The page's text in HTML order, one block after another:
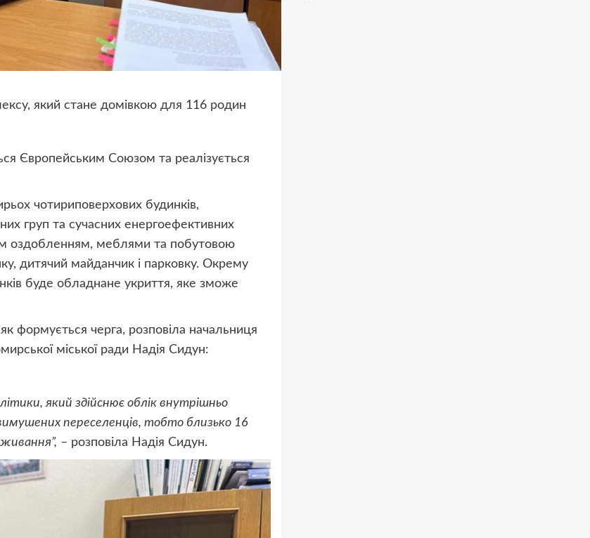
який стане домівкою для 116 родин
Європейським Союзом та реалізується
чотириповерхових будинків,
груп та сучасних енергоефективних
оздобленням, меблями та побутовою
дитячий майданчик і парковку. Окрему
буде обладнане укриття, яке зможе
формується черга, розповіла начальниця
міської ради Надія Сидун:
який здійснює облік внутрішньо
переселенців, тобто близько 16
– розповіла Надія Сидун.